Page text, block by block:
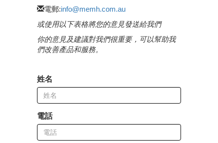
電郵:info@memh.com.au
或使用以下表格將您的意見發送給我們
你的意見及建議對我們很重要，可以幫助我
們改善產品和服務。
姓名
電話